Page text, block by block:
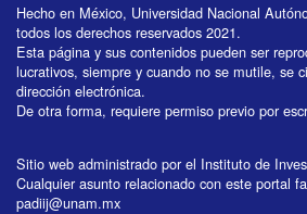
Hecho en México, Universidad Nacional
todos los derechos reservados 2021.
Esta página y sus contenidos pueden ser
lucrativos, siempre y cuando no se mutile, se
dirección electrónica.
De otra forma, requiere permiso previo por
Sitio web administrado por el Instituto de
Cualquier asunto relacionado con este portal
padiij@unam.mx